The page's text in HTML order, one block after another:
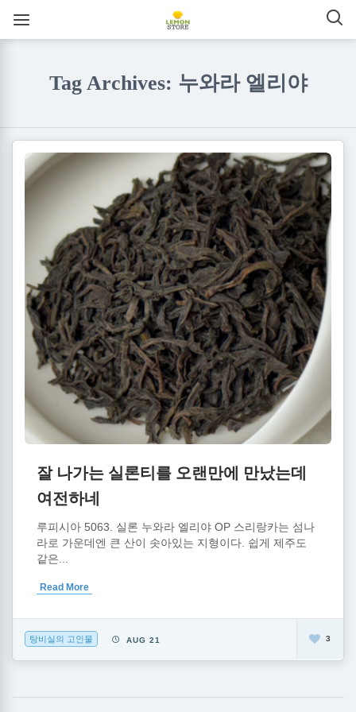
Tag Archives: 누와라 엘리야
잘 나가는 실론티를 오랜만에 만났는데
여전하네
루피시아 5063. 실론 누와라 엘리야 OP 스리랑카는 섬나
라로 가운데엔 큰 산이 솟아있는 지형이다. 쉽게 제주도
같은...
Read More
탕비실의 고인물 AUG 21 3